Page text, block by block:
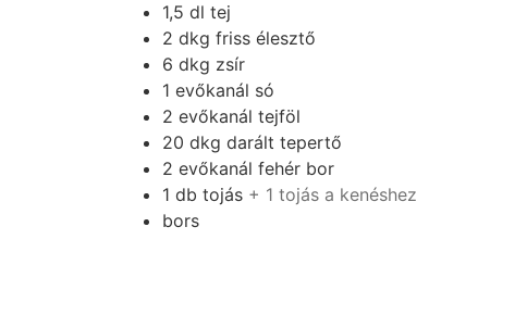
1,5 dl tej
2 dkg friss élesztő
6 dkg zsír
1 evőkanál só
2 evőkanál tejföl
20 dkg darált tepertő
2 evőkanál fehér bor
1 db tojás + 1 tojás a kenéshez
bors